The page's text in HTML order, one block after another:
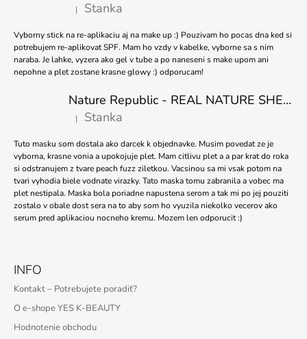
Hodnotenie produktu je 5 z 5 hviezdičiek.
| Stanka
Vyborny stick na re-aplikaciu aj na make up :) Pouzivam ho pocas dna ked si
potrebujem re-aplikovat SPF. Mam ho vzdy v kabelke, vyborne sa s nim
naraba. Je lahke, vyzera ako gel v tube a po naneseni s make upom ani
nepohne a plet zostane krasne glowy :) odporucam!
Nature Republic - REAL NATURE SHEET MASK TEA TREE 23ml
Hodnotenie produktu je 5 z 5 hviezdičiek.
| Stanka
Tuto masku som dostala ako darcek k objednavke. Musim povedat ze je
vyborna, krasne vonia a upokojuje plet. Mam citlivu plet a a par krat do roka
si odstranujem z tvare peach fuzz ziletkou. Vacsinou sa mi vsak potom na
tvari vyhodia biele vodnate virazky. Tato maska tomu zabranila a vobec ma
plet nestipala. Maska bola poriadne napustena serom a tak mi po jej pouziti
zostalo v obale dost sera na to aby som ho vyuzila niekolko vecerov ako
serum pred aplikaciou nocneho kremu. Mozem len odporucit :)
INFO
Kontakt – Potrebujete poradiť?
O e-shope YES K-BEAUTY
Hodnotenie obchodu